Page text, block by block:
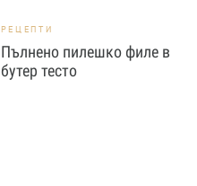
РЕЦЕПТИ
Пълнено пилешко филе в
бутер тесто